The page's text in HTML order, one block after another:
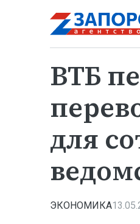
ВТБ
для
ЭКОНОМИКА